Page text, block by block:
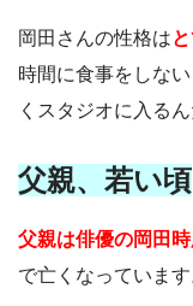
岡田さんの性格は
時間に食事をしな
くスタジオに入るん
父親、若い頃
父親は俳優の岡田
で亡くなっています